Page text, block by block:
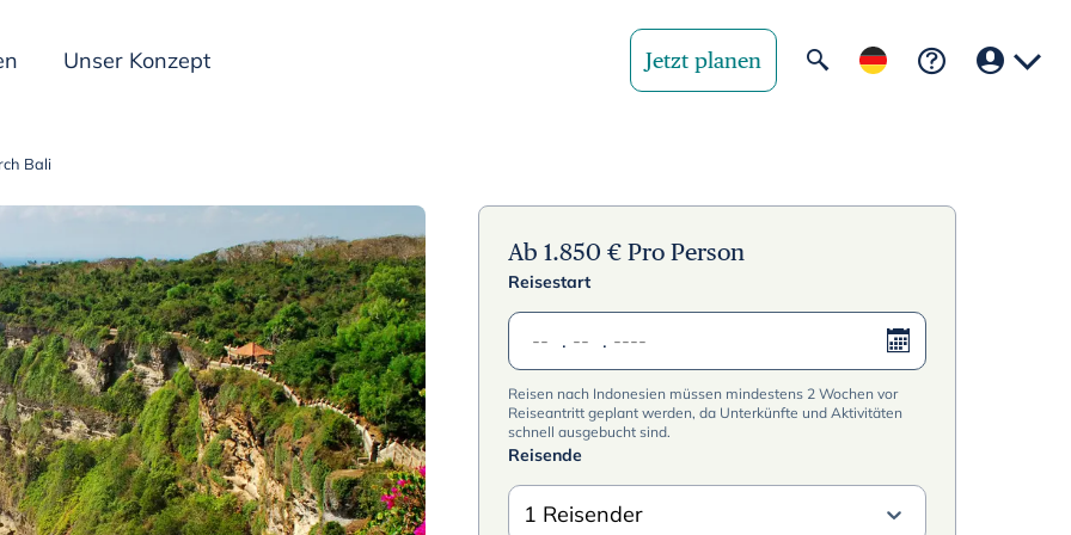
Unser Konzept Jetzt planen
Bali
Ab 1.850 € Pro Person
Reisestart
. .
Reisen nach Indonesien müssen mindestens 2 Wochen vor
Reiseantritt geplant werden, da Unterkünfte und Aktivitäten
schnell ausgebucht sind.
Reisende
1 Reisender